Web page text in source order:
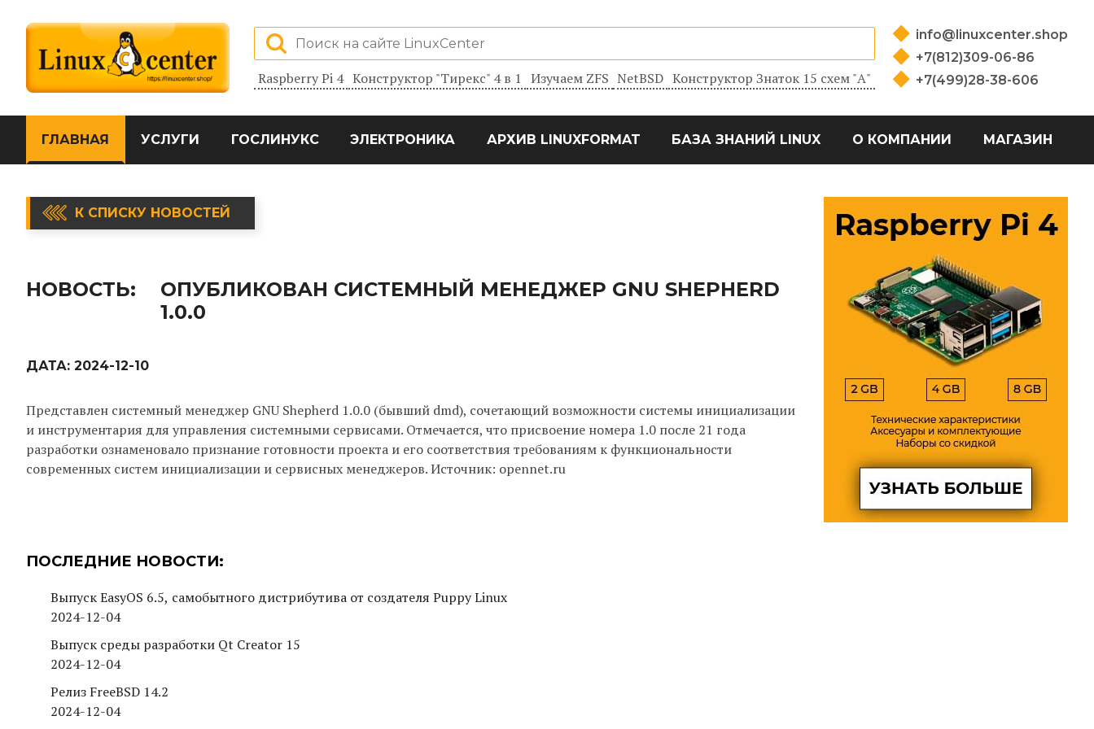
Raspberry Pi 4 Конструктор "Тирекс" 4 в 1 Изучаем ZFS NetBSD Конструктор Знаток 15 схем "А"
info@linuxcenter.shop
+7(812)309-06-86
+7(499)28-38-606
ГЛАВНАЯ УСЛУГИ ГОСЛИНУКС ЭЛЕКТРОНИКА АРХИВ LINUXFORMAT БАЗА ЗНАНИЙ LINUX О КОМПАНИИ МАГАЗИН
К СПИСКУ НОВОСТЕЙ
НОВОСТЬ:
ОПУБЛИКОВАН СИСТЕМНЫЙ МЕНЕДЖЕР GNU SHEPHERD
1.0.0
ДАТА: 2024-12-10
Представлен системный менеджер GNU Shepherd 1.0.0 (бывший dmd), сочетающий возможности системы инициализации
и инструментария для управления системными сервисами. Отмечается, что присвоение номера 1.0 после 21 года
разработки ознаменовало признание готовности проекта и его соответствия требованиям к функциональности
современных систем инициализации и сервисных менеджеров. Источник: opennet.ru
ПОСЛЕДНИЕ НОВОСТИ:
Выпуск EasyOS 6.5, самобытного дистрибутива от создателя Puppy Linux
2024-12-04
Выпуск среды разработки Qt Creator 15
2024-12-04
Релиз FreeBSD 14.2
2024-12-04